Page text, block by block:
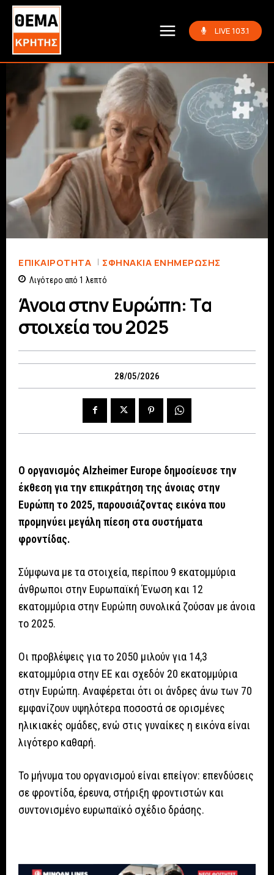
LIVE 103.1
ΕΠΙΚΑΙΡΟΤΗΤΑ ΣΦΗΝΆΚΙΑ ΕΝΗΜΈΡΩΣΗΣ
Λιγότερο από 1 λεπτό
Άνοια στην Ευρώπη: Tα
στοιχεία του 2025
28/05/2026
Ο οργανισμός Alzheimer Europe δημοσίευσε την
έκθεση για την επικράτηση της άνοιας στην
Ευρώπη το 2025, παρουσιάζοντας εικόνα που
προμηνύει μεγάλη πίεση στα συστήματα
φροντίδας.
Σύμφωνα με τα στοιχεία, περίπου 9 εκατομμύρια
άνθρωποι στην Ευρωπαϊκή Ένωση και 12
εκατομμύρια στην Ευρώπη συνολικά ζούσαν με άνοια
το 2025.
Οι προβλέψεις για το 2050 μιλούν για 14,3
εκατομμύρια στην ΕΕ και σχεδόν 20 εκατομμύρια
στην Ευρώπη. Αναφέρεται ότι οι άνδρες άνω των 70
εμφανίζουν υψηλότερα ποσοστά σε ορισμένες
ηλικιακές ομάδες, ενώ στις γυναίκες η εικόνα είναι
λιγότερο καθαρή.
Το μήνυμα του οργανισμού είναι επείγον: επενδύσεις
σε φροντίδα, έρευνα, στήριξη φροντιστών και
συντονισμένο ευρωπαϊκό σχέδιο δράσης.